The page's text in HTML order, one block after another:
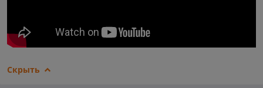
Скрыть